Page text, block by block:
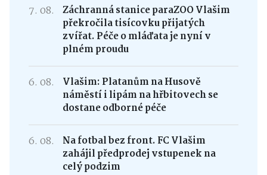
7. 08.
Záchranná stanice paraZOO Vlašim
překročila tisícovku přijatých
zvířat. Péče o mláďata je nyní v
plném proudu
6. 08.
Vlašim: Platanům na Husově
náměstí i lipám na hřbitovech se
dostane odborné péče
6. 08.
Na fotbal bez front. FC Vlašim
zahájil předprodej vstupenek na
celý podzim